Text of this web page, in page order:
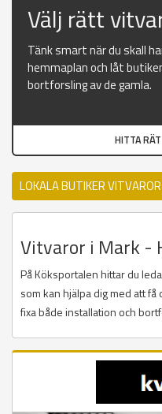
Välj rätt
Tänk smart när du skall
hemmaplan och låt
bortforsling av de gamla.
HITTA
LOKALA BUTIKER
Vitvaror i Mark -
På Köksportalen hittar du
som kan hjälpa dig med att
fixa både installation och